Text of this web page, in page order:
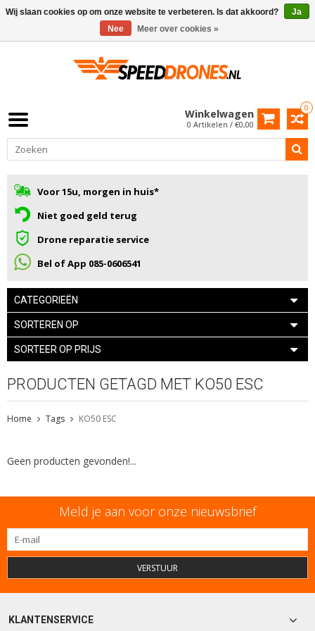
0
Winkelwagen
0 Artikelen / €0,00
Voor 15u, morgen in huis*
Niet goed geld terug
Drone reparatie service
Bel of App 085-0606541
CATEGORIEËN
SORTEREN OP
SORTEER OP PRIJS
PRODUCTEN GETAGD MET KO50 ESC
Home Tags KO50 ESC
Geen producten gevonden!...
Meld je aan voor onze nieuwsbrief
VERSTUUR
KLANTENSERVICE
Wij slaan cookies op om onze website te verbeteren. Is dat akkoord?
Ja
Nee
Meer over cookies »